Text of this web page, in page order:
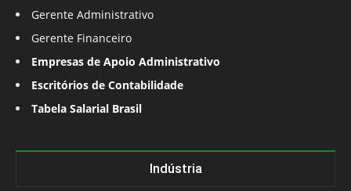
Gerente Administrativo
Gerente Financeiro
Empresas de Apoio Administrativo
Escritórios de Contabilidade
Tabela Salarial Brasil
Indústria